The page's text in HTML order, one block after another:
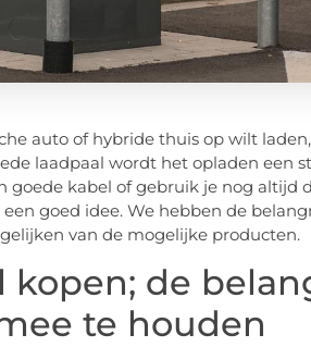
auto of hybride thuis op wilt
laadpaal wordt het opladen een
goede kabel of gebruik je nog altijd
goed idee. We hebben de
van de mogelijke producten.
kopen; de
te houden